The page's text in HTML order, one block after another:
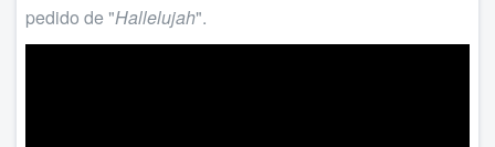
pedido de "Hallelujah".